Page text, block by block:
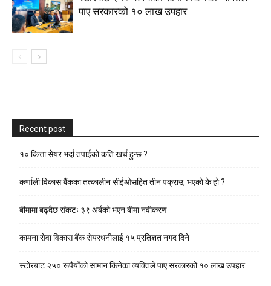
पाए सरकारको १० लाख उपहार
Recent post
१० कित्ता सेयर भर्दा तपाईको कति खर्च हुन्छ ?
कर्णाली विकास बैंकका तत्कालीन सीईओसहित तीन पक्राउ, भएकाे के हाे ?
बीमामा बढ्दैछ संकटः ३९ अर्बको भएन बीमा नवीकरण
कामना सेवा विकास बैंक सेयरधनीलाई १५ प्रतिशत नगद दिने
स्टाेरबाट २५० रूपैयाँको सामान किनेका व्यक्तिले पाए सरकारको १० लाख उपहार